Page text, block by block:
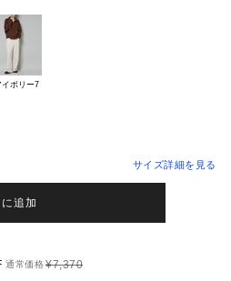
イボリー7
サイズ詳細を見る
追加
通常価格¥7,370